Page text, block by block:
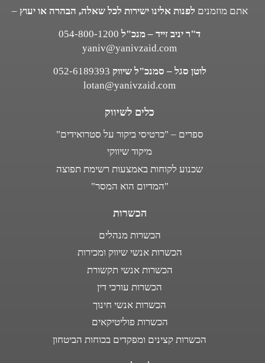
אתם מוזמנים לפנות אלינו ישירות לכל שאלה, הבהרה או יעוץ –
ד"ר יניב זייד – מנכ"ל 054-800-1200
yaniv@yanivzaid.com
לוטן סגל – סמנכ"ל שיווק 052-6189393
lotan@yanivzaid.com
כלים לשיווק
ספרים – "כרטיסי ביקור על סטרואידים"
מיקוד שיווקי
שכנוע לקוחות באמצעות רשימת תפוצה
"המדיום הוא המסר"
הכשרות
הכשרות מנהלים
הכשרות אנשי שיווק ומכירות
הכשרות אנשי תקשורת
הכשרות עורכי דין
הכשרות אנשי חינוך
הכשרות פוליטיקאים
הכשרות קצינים ומפקדים בכוחות הביטחון